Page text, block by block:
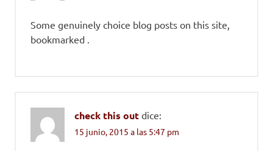
Some genuinely choice blog posts on this site,
bookmarked .
check this out dice:
15 junio, 2015 a las 5:47 pm